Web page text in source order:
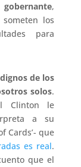
,
los
para
de los
solos.
Clinton le
a su
Cards’- que
es real.
que el